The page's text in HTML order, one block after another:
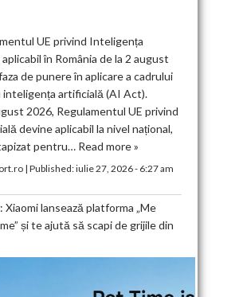
UE privind Inteligența
în România de la 2 august
de punere în aplicare a cadrului
artificială (AI Act).
2026, Regulamentul UE privind
devine aplicabil la nivel național,
pentru… Read more »
| Published:iulie 27, 2026 - 6:27 am
Xiaomi lansează platforma „Me
și te ajută să scapi de grijile din